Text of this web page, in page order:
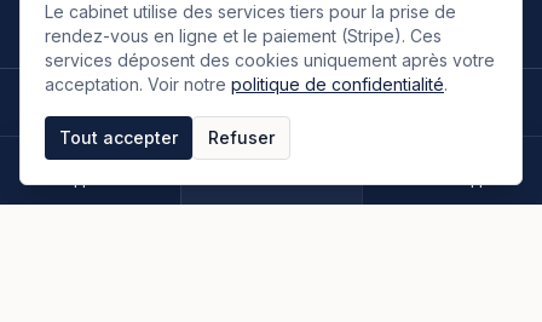
Le cabinet utilise des services tiers pour la prise de
rendez-vous en ligne et le paiement (Stripe). Ces
services déposent des cookies uniquement après votre
acceptation. Voir notre politique de confidentialité.
Tout accepter Refuser
LANGUES DE TRAVAIL
🇫🇷
Français
FR🇬🇧
Anglais
EN🇮🇹
ItalienIT🇪🇸
Espagnol
ES 🇷🇺
RusseRU🇮🇷
Persan
FA
Site conçu sur une idée originale de zIA digital.
Mentions légalesCGU & CGVPolitique de confidentialité
Espace clientsPaiement en lignePlan du site
Appeler Rendez-vous WhatsApp